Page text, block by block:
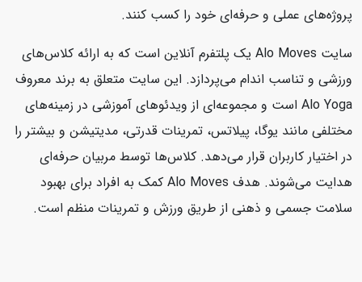
پروژه‌های عملی و حرفه‌ای خود را کسب کنند.
سایت Alo Moves یک پلتفرم آنلاین است که به ارائه کلاس‌های
ورزشی و تناسب اندام می‌پردازد. این سایت متعلق به برند معروف
Alo Yoga است و مجموعه‌ای از ویدئوهای آموزشی در زمینه‌های
مختلفی مانند یوگا، پیلاتس، تمرینات قدرتی، مدیتیشن و بیشتر را
در اختیار کاربران قرار می‌دهد. کلاس‌ها توسط مربیان حرفه‌ای
هدایت می‌شوند. هدف Alo Moves کمک به افراد برای بهبود
سلامت جسمی و ذهنی از طریق ورزش و تمرینات منظم است.